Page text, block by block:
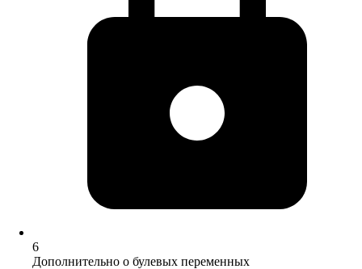
6
Дополнительно о булевых переменных